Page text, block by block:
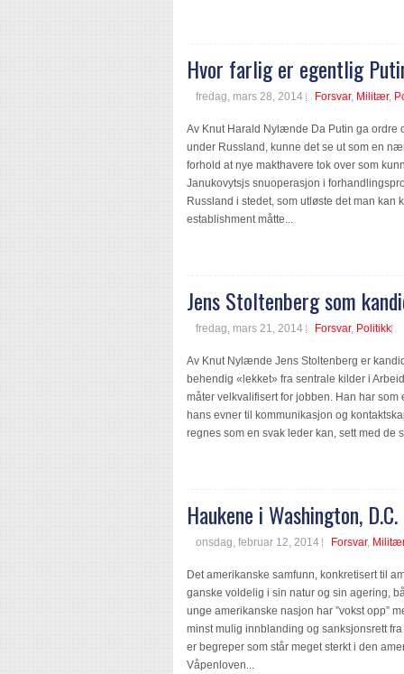
Hvor farlig er egentlig
fredag, mars 28, 2014 Forsvar, Militær,
Av Knut Harald Nylænde Da Putin ga ordre
under Russland, kunne det se ut som en
forhold at nye makthavere tok over som
Janukovytsjs snuoperasjon i
Russland i stedet, som utløste det man kan
establishment måtte...
Jens Stoltenberg som
fredag, mars 21, 2014 Forsvar, Politikk
Av Knut Nylænde Jens Stoltenberg er
behendig «lekket» fra sentrale kilder i
måter velkvalifisert for jobben. Han har
hans evner til kommunikasjon og
regnes som en svak leder kan, sett med
Haukene i Washington, D.C.
onsdag, februar 12, 2014 Forsvar, Militær
Det amerikanske samfunn, konkretisert til
ganske voldelig i sin natur og sin agering,
unge amerikanske nasjon har ”vokst opp”
minst mulig innblanding og sanksjonsrett fra
er begreper som står meget sterkt i den
Våpenloven...